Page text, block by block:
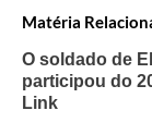
Matéria
O soldado de
participou do
Link